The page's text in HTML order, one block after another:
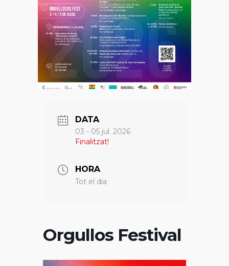
DATA
03 - 05 jul. 2026
Finalitzat!
HORA
Tot el dia
Orgullos Festival